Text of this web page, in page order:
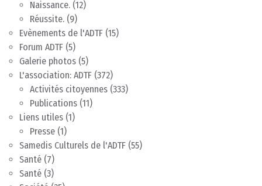
Naissance. (12)
Réussite. (9)
Evènements de l'ADTF (15)
Forum ADTF (5)
Galerie photos (5)
L'association: ADTF (372)
Activités citoyennes (333)
Publications (11)
Liens utiles (1)
Presse (1)
Samedis Culturels de l'ADTF (55)
Santé (7)
Santé (3)